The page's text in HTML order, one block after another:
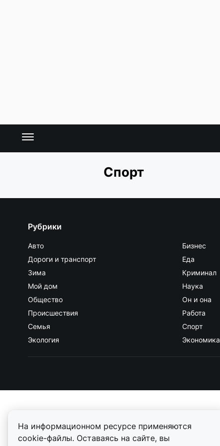
На информационном ресурсе применяются
cookie-файлы. Оставаясь на сайте, вы
Спорт
Рубрики
Авто Бизнес
Дороги и транспорт
Еда
Зима
Криминал
Мой дом
Наука
Общество
Он и она
Происшествия
Работа
Семья
Спорт
Экология
Экономика